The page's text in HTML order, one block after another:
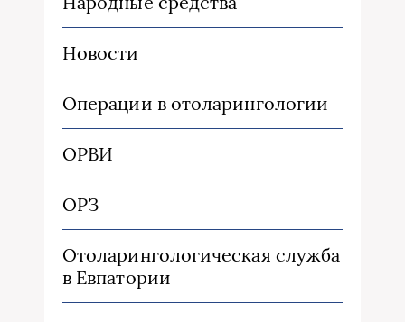
Новости
Операции в отоларингологии
ОРВИ
ОРЗ
Отоларингологическая служба
в Евпатории